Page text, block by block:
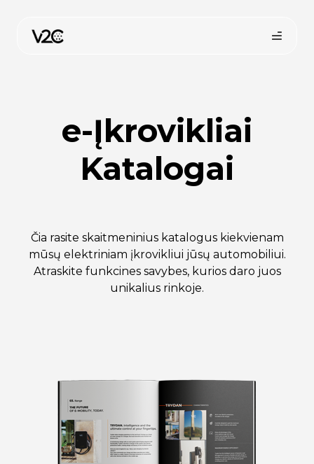
turinio
e-Įkrovikliai
Katalogai
Čia rasite skaitmeninius katalogus kiekvienam
mūsų elektriniam įkrovikliui jūsų automobiliui.
Atraskite funkcines savybes, kurios daro juos
unikalius rinkoje.